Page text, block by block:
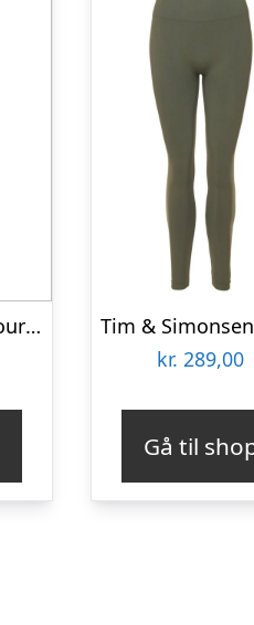
Løs plus size velour kjole – Emi Bordeaux Velvet
kr. 289,00
Gå til